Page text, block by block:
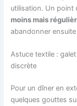
utilisation. Un
moins mais
abandonner ensuite
Astuce textile :
discrète
Pour un dîner en
quelques gouttes